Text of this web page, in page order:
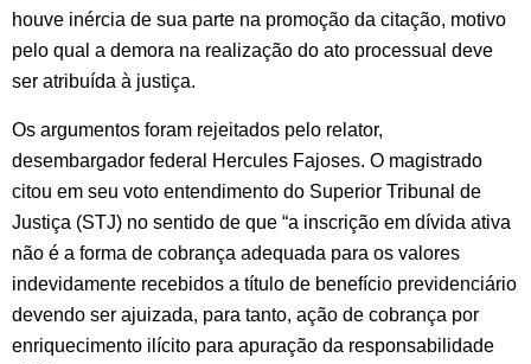
houve inércia de sua parte na promoção da citação, motivo
pelo qual a demora na realização do ato processual deve
ser atribuída à justiça.
Os argumentos foram rejeitados pelo relator,
desembargador federal Hercules Fajoses. O magistrado
citou em seu voto entendimento do Superior Tribunal de
Justiça (STJ) no sentido de que “a inscrição em dívida ativa
não é a forma de cobrança adequada para os valores
indevidamente recebidos a título de benefício previdenciário
devendo ser ajuizada, para tanto, ação de cobrança por
enriquecimento ilícito para apuração da responsabilidade